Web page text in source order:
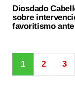
Diosdado
sobre
favoritismo ante
1 2 3